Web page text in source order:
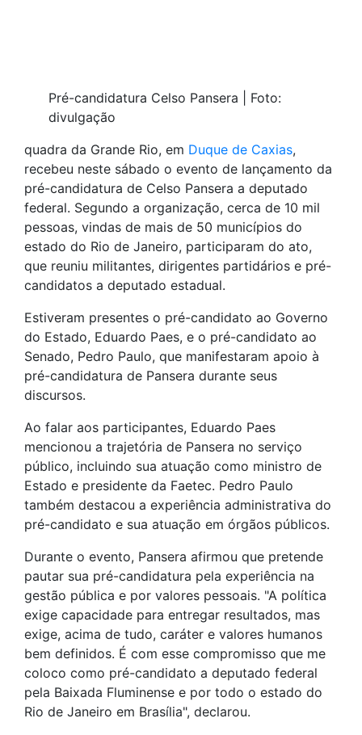
Pré-candidatura Celso Pansera | Foto:
divulgação
quadra da Grande Rio, em Duque de Caxias,
recebeu neste sábado o evento de lançamento da
pré-candidatura de Celso Pansera a deputado
federal. Segundo a organização, cerca de 10 mil
pessoas, vindas de mais de 50 municípios do
estado do Rio de Janeiro, participaram do ato,
que reuniu militantes, dirigentes partidários e pré-
candidatos a deputado estadual.
Estiveram presentes o pré-candidato ao Governo
do Estado, Eduardo Paes, e o pré-candidato ao
Senado, Pedro Paulo, que manifestaram apoio à
pré-candidatura de Pansera durante seus
discursos.
Ao falar aos participantes, Eduardo Paes
mencionou a trajetória de Pansera no serviço
público, incluindo sua atuação como ministro de
Estado e presidente da Faetec. Pedro Paulo
também destacou a experiência administrativa do
pré-candidato e sua atuação em órgãos públicos.
Durante o evento, Pansera afirmou que pretende
pautar sua pré-candidatura pela experiência na
gestão pública e por valores pessoais. "A política
exige capacidade para entregar resultados, mas
exige, acima de tudo, caráter e valores humanos
bem definidos. É com esse compromisso que me
coloco como pré-candidato a deputado federal
pela Baixada Fluminense e por todo o estado do
Rio de Janeiro em Brasília", declarou.